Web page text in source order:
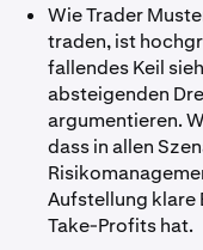
Wie Trader
traden, ist
fallendes Keil
absteigenden
argumentieren.
dass in allen
Aufstellung
Take-Profits hat.